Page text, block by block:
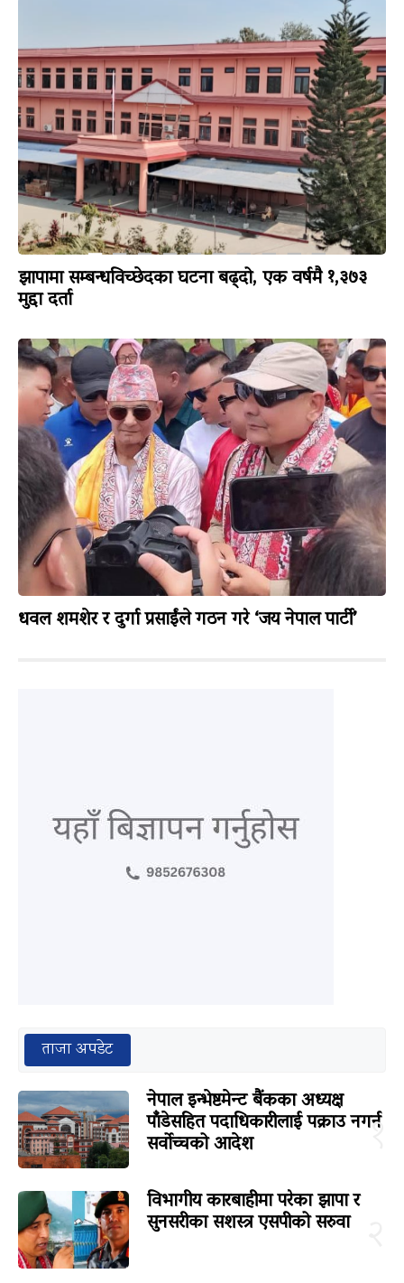
झापामा सम्बन्धविच्छेदका घटना बढ्दो, एक वर्षमै १,३७३
मुद्दा दर्ता
धवल शमशेर र दुर्गा प्रसाईंले गठन गरे ‘जय नेपाल पार्टी’
ताजा अपडेट
१
नेपाल इन्भेष्टमेन्ट बैंकका अध्यक्ष
पाँडेसहित पदाधिकारीलाई पक्राउ नगर्न
सर्वोच्चको आदेश
विभागीय कारबाहीमा परेका झापा र
सुनसरीका सशस्त्र एसपीको सरुवा